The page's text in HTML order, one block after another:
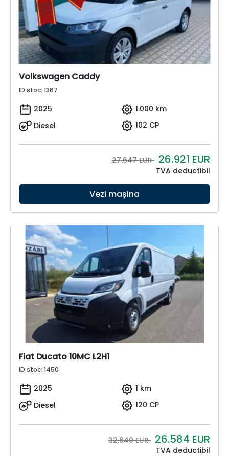
Volkswagen Caddy
ID stoc: 1367
2025
1.000 km
Diesel
102 CP
27.647 EUR 26.921 EUR
TVA deductibil
Vezi mașina
Fiat Ducato 10MC L2H1
ID stoc: 1450
2025
1 km
Diesel
120 CP
32.640 EUR 26.584 EUR
TVA deductibil